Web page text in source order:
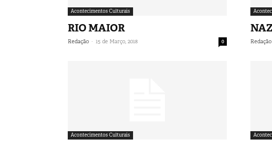
Acontecimentos Culturais
RIO MAIOR
Redação - 15 de Março, 2018 0 Redação
Acontecimentos Culturais